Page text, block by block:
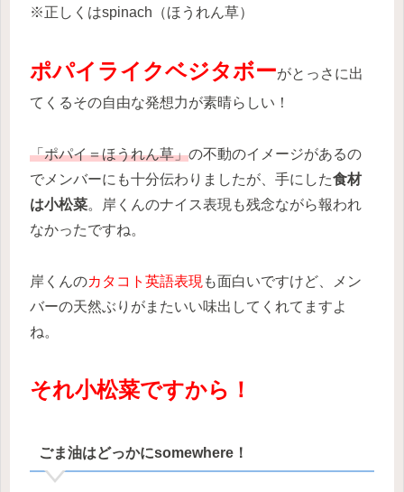
※正しくはspinach（ほうれん草）
ポパイライクベジタボーがとっさに出
てくるその自由な発想力が素晴らしい！
「ポパイ＝ほうれん草」の不動のイメージがあるの
でメンバーにも十分伝わりましたが、手にした食材
は小松菜。岸くんのナイス表現も残念ながら報われ
なかったですね。
岸くんのカタコト英語表現 も面白いですけど、メン
バーの天然ぶりがまたいい味出してくれてますよ
ね。
それ小松菜ですから！
ごま油はどっかにsomewhere！